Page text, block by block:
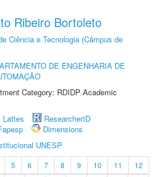
Ribeiro Bortoleto
Ciência e Tecnologia (Câmpus de
DE ENGENHARIA DE
Category: RDIDP Academic
Lattes
ResearcherID
Dimensions
UNESP
5 6 7 8 9 10 11
12